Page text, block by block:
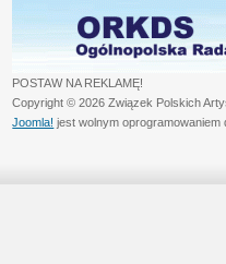
POSTAW NA REKLAMĘ!
Copyright © 2026 Związek Polskich
Joomla! jest wolnym